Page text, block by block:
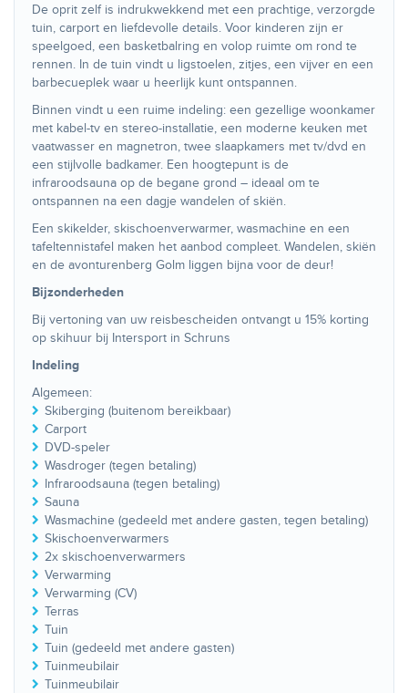
De oprit zelf is indrukwekkend met een prachtige, verzorgde
tuin, carport en liefdevolle details. Voor kinderen zijn er
speelgoed, een basketbalring en volop ruimte om rond te
rennen. In de tuin vindt u ligstoelen, zitjes, een vijver en een
barbecueplek waar u heerlijk kunt ontspannen.
Binnen vindt u een ruime indeling: een gezellige woonkamer
met kabel-tv en stereo-installatie, een moderne keuken met
vaatwasser en magnetron, twee slaapkamers met tv/dvd en
een stijlvolle badkamer. Een hoogtepunt is de
infraroodsauna op de begane grond – ideaal om te
ontspannen na een dagje wandelen of skiën.
Een skikelder, skischoenverwarmer, wasmachine en een
tafeltennistafel maken het aanbod compleet. Wandelen, skiën
en de avonturenberg Golm liggen bijna voor de deur!
Bijzonderheden
Bij vertoning van uw reisbescheiden ontvangt u 15% korting
op skihuur bij Intersport in Schruns
Indeling
Algemeen:
Skiberging (buitenom bereikbaar)
Carport
DVD-speler
Wasdroger (tegen betaling)
Infraroodsauna (tegen betaling)
Sauna
Wasmachine (gedeeld met andere gasten, tegen betaling)
Skischoenverwarmers
2x skischoenverwarmers
Verwarming
Verwarming (CV)
Terras
Tuin
Tuin (gedeeld met andere gasten)
Tuinmeubilair
Tuinmeubilair